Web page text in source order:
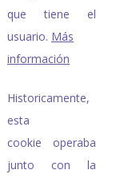
que tiene el
usuario. Más
información
Historicamente,
esta
cookie operaba
junto con la